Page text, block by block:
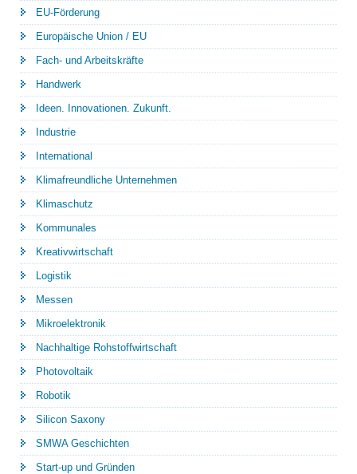
EU-Förderung
Europäische Union / EU
Fach- und Arbeitskräfte
Handwerk
Ideen. Innovationen. Zukunft.
Industrie
International
Klimafreundliche Unternehmen
Klimaschutz
Kommunales
Kreativwirtschaft
Logistik
Messen
Mikroelektronik
Nachhaltige Rohstoffwirtschaft
Photovoltaik
Robotik
Silicon Saxony
SMWA Geschichten
Start-up und Gründen